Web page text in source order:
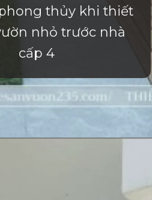
thủy khi thiết
nhỏ trước nhà
cấp 4